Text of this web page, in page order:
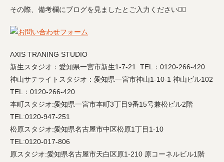
その際、備考欄にブログを見ましたとご入力ください🙇‍♀️
AXIS TRANING STUDIO
新生スタジオ：愛知県一宮市新生1-7-21 TEL：0120-266-420
神山サテライトスタジオ：愛知県一宮市神山1-10-1 神山ビル102
TEL：0120-266-420
本町スタジオ:愛知県一宮市本町3丁目9番15号兼松ビル2階
TEL:0120-947-251
松原スタジオ:愛知県名古屋市中区松原1丁目1-10
TEL:0120-017-806
原スタジオ:愛知県名古屋市天白区原1-210 原コーネルビル1階